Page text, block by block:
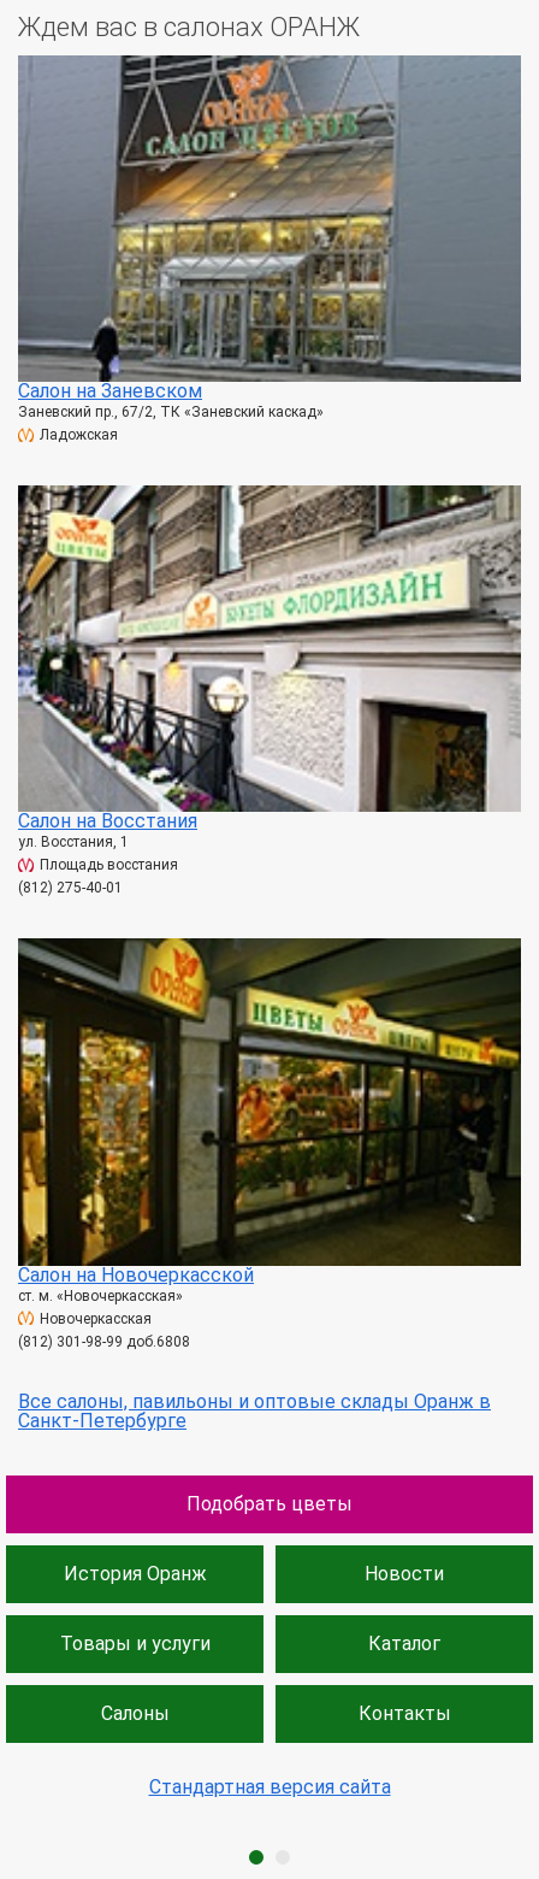
Ждем вас в салонах ОРАНЖ
Салон на Заневском
Заневский пр., 67/2, ТК «Заневский каскад»
Ладожская
Салон на Восстания
ул. Восстания, 1
Площадь восстания
(812) 275-40-01
Салон на Новочеркасской
ст. м. «Новочеркасская»
Новочеркасская
(812) 301-98-99 доб.6808
Все салоны, павильоны и оптовые склады Оранж в
Санкт-Петербурге
Подобрать цветы
История Оранж Новости
Товары и услуги Каталог
Салоны Контакты
Стандартная версия сайта